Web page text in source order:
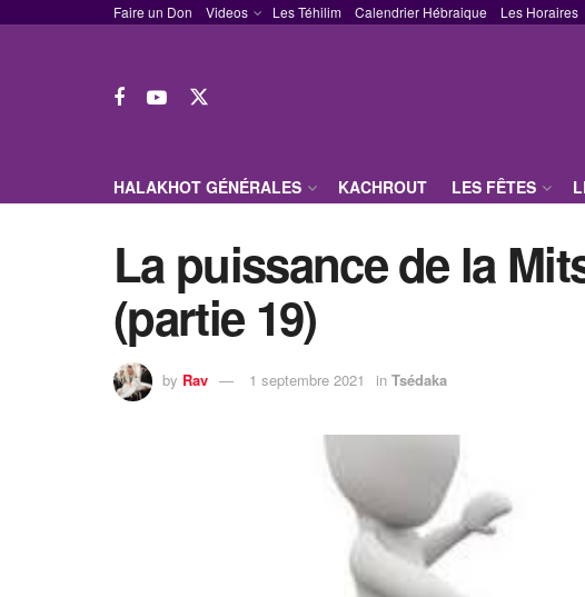
Faire un Don Videos Les Téhilim Calendrier Hébraique Les Horaires
HALAKHOT GÉNÉRALES KACHROUT LES FÊTES
La puissance de la
(partie 19)
by Rav 1 septembre 2021 in Tsédaka